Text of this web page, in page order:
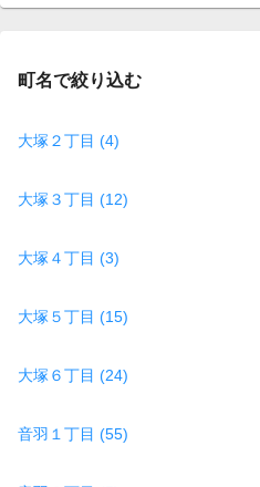
page
町名で絞り込む
大塚２丁目 (4)
大塚３丁目 (12)
大塚４丁目 (3)
大塚５丁目 (15)
大塚６丁目 (24)
音羽１丁目 (55)